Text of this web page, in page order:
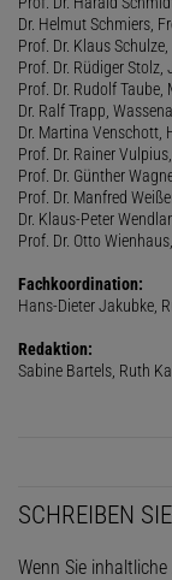
Dr. Helmut Schmiers,
Prof. Dr. Klaus
Prof. Dr. Rüdiger Stolz,
Prof. Dr. Rudolf Taube,
Dr. Ralf Trapp,
Dr. Martina Venschott,
Prof. Dr. Rainer
Prof. Dr. Günther
Prof. Dr. Manfred
Dr. Klaus-Peter
Prof. Dr. Otto
Fachkoordination:
Hans-Dieter Jakubke,
Redaktion:
Sabine Bartels, Ruth
SCHREIBEN
Wenn Sie